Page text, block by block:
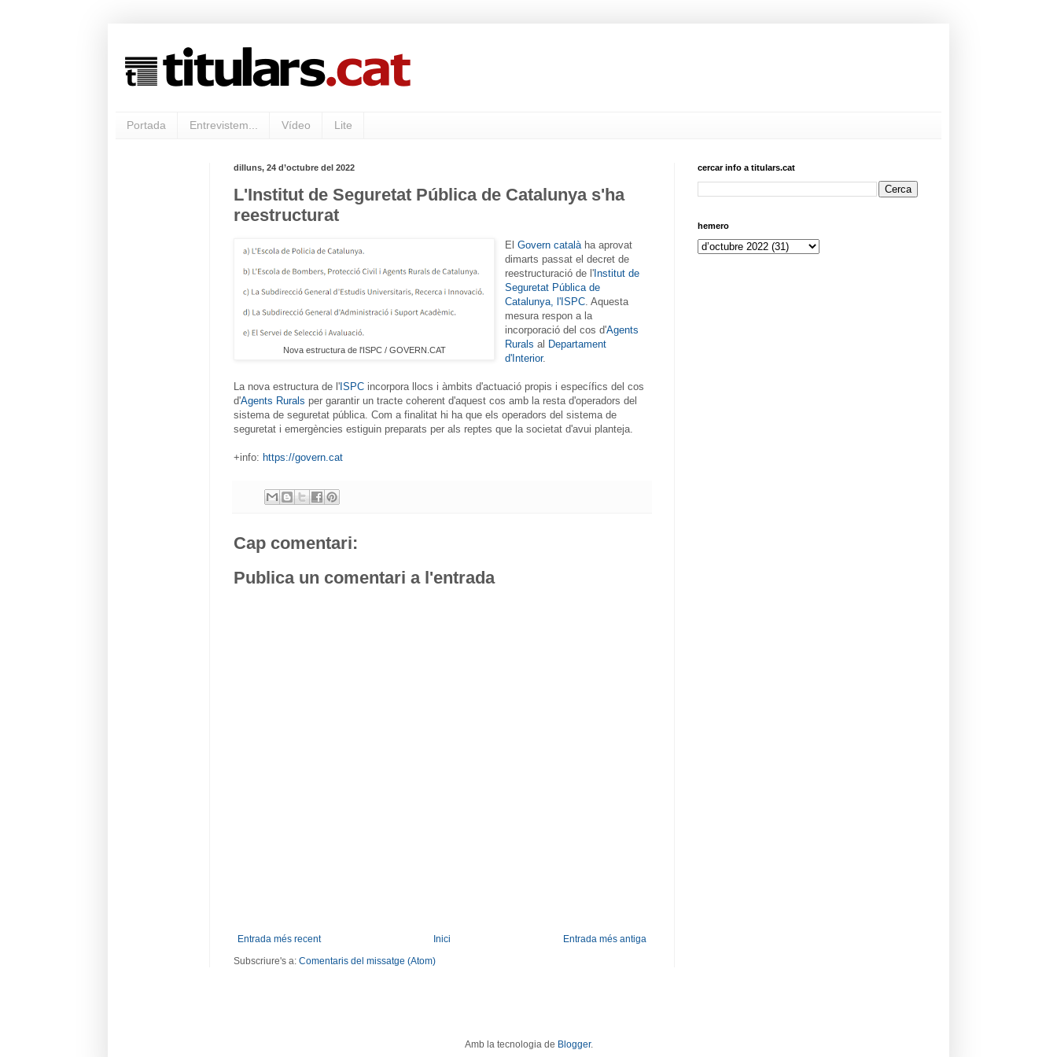
Portada Entrevistem... Vídeo Lite
dilluns, 24 d’octubre del 2022
L'Institut de Seguretat Pública de Catalunya s'ha
reestructurat
Nova estructura de l'ISPC / GOVERN.CAT
ElGovern catalàha aprovat
dimarts passat el decret de
reestructuració de l' Institut de
Seguretat Pública de
Catalunya, l'ISPC. Aquesta
mesura respon a la
incorporació del cos d'Agents
Rurals al Departament
d'Interior.
La nova estructura de l' ISPC incorpora llocs i àmbits d'actuació propis i específics del cos
d'Agents Rurals per garantir un tracte coherent d'aquest cos amb la resta d'operadors del
sistema de seguretat pública. Com a finalitat hi ha que els operadors del sistema de
seguretat i emergències estiguin preparats per als reptes que la societat d'avui planteja.
+info: https://govern.cat
Cap comentari:
Publica un comentari a l'entrada
Entrada més recent Entrada més antiga
Inici
Subscriure's a: Comentaris del missatge (Atom)
cercar info a titulars.cat
hemero
Amb la tecnologia de Blogger.